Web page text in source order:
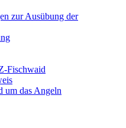
zur Ausübung der
Fischwaid
um das Angeln